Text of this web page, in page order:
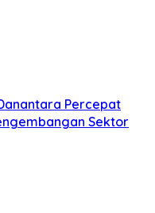
Percepat
Sektor